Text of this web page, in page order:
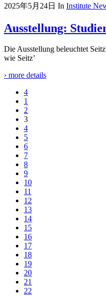
2025年5月24日 In Institute
Ausstellung:
Die Ausstellung beleuchtet
wie Seitz’
› more details
1
2
3
4
5
6
7
8
9
10
11
12
13
14
15
16
17
18
19
20
21
22